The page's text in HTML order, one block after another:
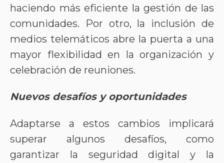
haciendo más eficiente la gestión de las
comunidades. Por otro, la inclusión de
medios telemáticos abre la puerta a una
mayor flexibilidad en la organización y
celebración de reuniones.
Nuevos desafíos y oportunidades
Adaptarse a estos cambios implicará
superar algunos desafíos, como
garantizar la seguridad digital y la